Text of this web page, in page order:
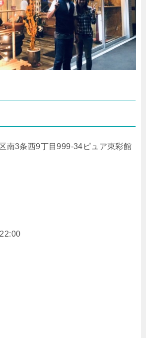
南3条西9丁目999-34ピュア東彩館